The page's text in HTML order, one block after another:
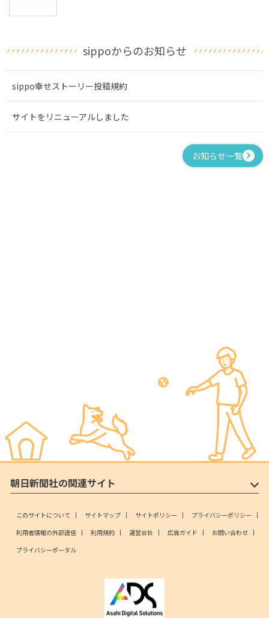
sippoからのお知らせ
sippo幸せストーリー投稿規約
サイトをリニューアルしました
お知らせ一覧
朝日新聞社の関連サイト
このサイトについて サイトマップ サイトポリシー
プライバシーポリシー
利用者情報の外部送信
利用規約 運営会社 広告ガイド
お問い合わせ
プライバシーポータル